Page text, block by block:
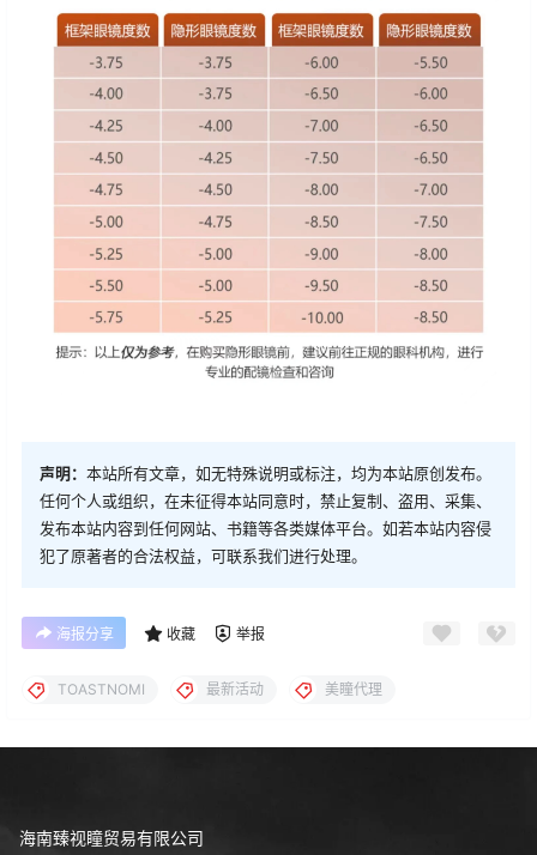
声明： 本站所有文章，如无特殊说明或标注，均为本站原创发布。
任何个人或组织，在未征得本站同意时，禁止复制、盗用、采集、
发布本站内容到任何网站、书籍等各类媒体平台。如若本站内容侵
犯了原著者的合法权益，可联系我们进行处理。
海报分享 收藏 举报
TOASTNOMI 最新活动 美瞳代理
海南臻视瞳贸易有限公司